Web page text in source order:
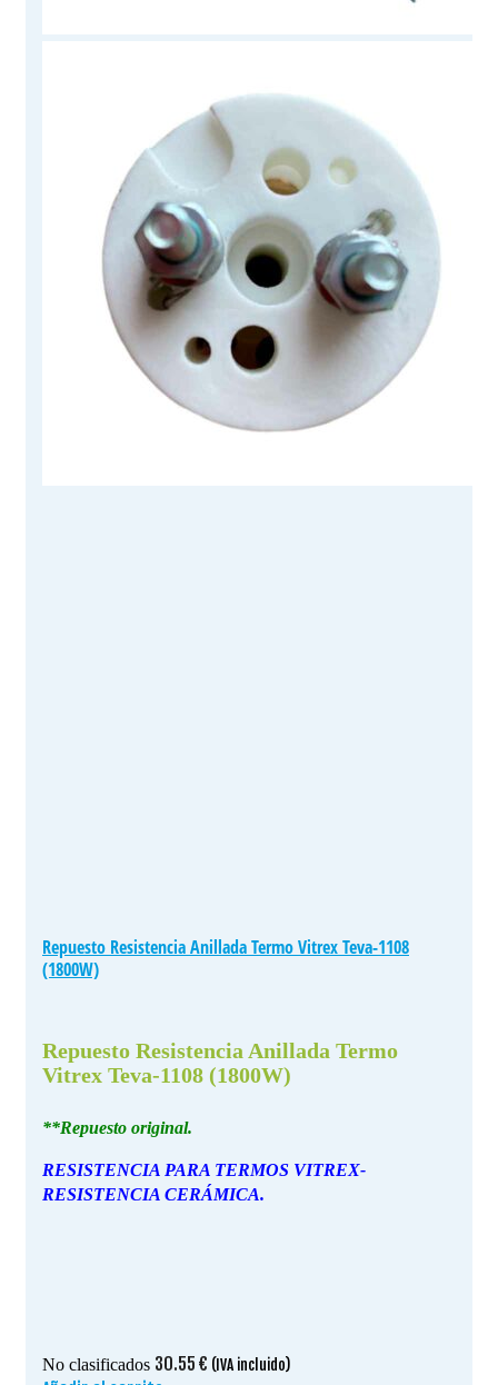
Repuesto Resistencia Anillada Termo Vitrex Teva-1108
(1800W)
Repuesto Resistencia Anillada Termo
Vitrex Teva-1108 (1800W)
**Repuesto original.
RESISTENCIA PARA TERMOS VITREX-
RESISTENCIA CERÁMICA.
No clasificados 30.55 € (IVA incluido)